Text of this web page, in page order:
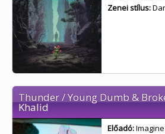
Zenei stílus:
Thunder / Young Dumb &
Khalid
Előadó: